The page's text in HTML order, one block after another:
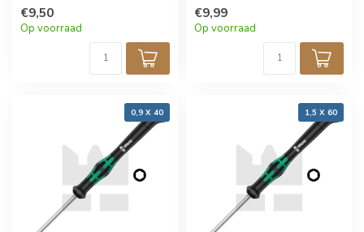
€9,50
Op voorraad
» Kwaliteit
Microschroevendraaier
€9,99
Op voorraad
0,9 X 40 1,5 X 60